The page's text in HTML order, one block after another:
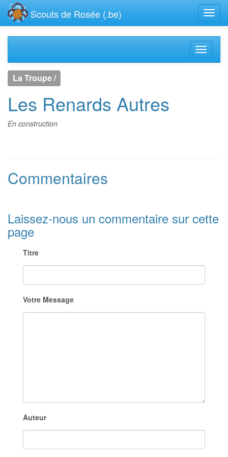
Scouts de Rosée (.be)
La Troupe /
Les Renards Autres
En construction
Commentaires
Laissez-nous un commentaire sur cette
page
Titre
Votre Message
Auteur